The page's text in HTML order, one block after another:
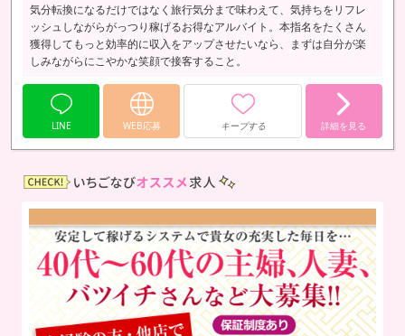
気分転換になるだけではなく旅行気分まで味わえて、気持ちをリフレ
ッシュしながらがっつり稼げるお得なアルバイト。本指名をたくさん
獲得してもっと効率的に収入をアップさせたいなら、まずは自分が楽
しみながらにこやかな笑顔で接客すること。
LINE WEB応募 キープする 詳細を見る